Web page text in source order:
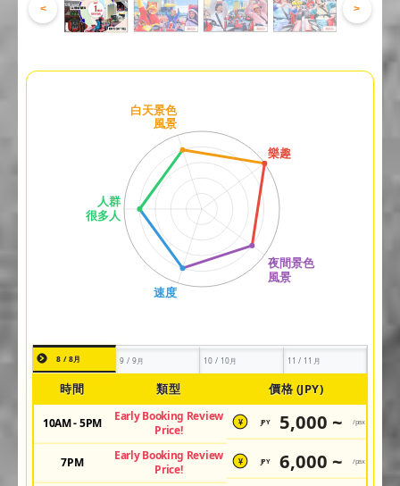
< >
8 / 8月 9 / 9月 10 / 10月 11 / 11月
時間 類型 價格 (JPY)
10AM - 5PM
Early Booking Review
Price!
¥ JPY 5,000 ~ /pax
7PM
Early Booking Review
Price!
¥ JPY 6,000 ~ /pax